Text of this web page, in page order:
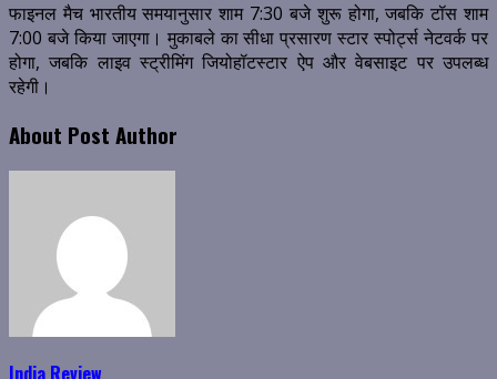
फाइनल मैच भारतीय समयानुसार शाम 7:30 बजे शुरू होगा, जबकि टॉस शाम
7:00 बजे किया जाएगा। मुकाबले का सीधा प्रसारण स्टार स्पोर्ट्स नेटवर्क पर
होगा, जबकि लाइव स्ट्रीमिंग जियोहॉटस्टार ऐप और वेबसाइट पर उपलब्ध
रहेगी।
About Post Author
India Review